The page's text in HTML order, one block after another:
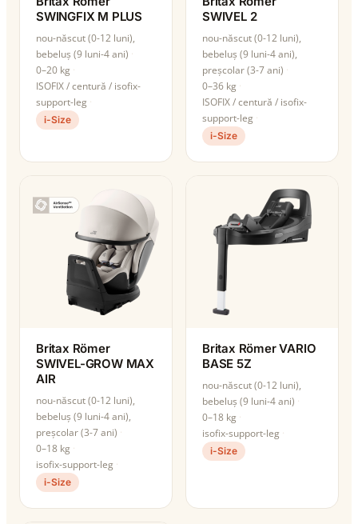
SWINGFIX M PLUS
nou-născut (0-12 luni),
bebeluș (9 luni-4 ani)
0–20 kg
ISOFIX / centură / isofix-
support-leg
i-Size
SWIVEL 2
nou-născut (0-12 luni),
bebeluș (9 luni-4 ani),
preșcolar (3-7 ani)
0–36 kg
ISOFIX / centură / isofix-
support-leg
i-Size
Britax Römer
SWIVEL-GROW MAX
AIR
nou-născut (0-12 luni),
bebeluș (9 luni-4 ani),
preșcolar (3-7 ani)
0–18 kg
isofix-support-leg
i-Size
Britax Römer VARIO
BASE 5Z
nou-născut (0-12 luni),
bebeluș (9 luni-4 ani)
0–18 kg
isofix-support-leg
i-Size